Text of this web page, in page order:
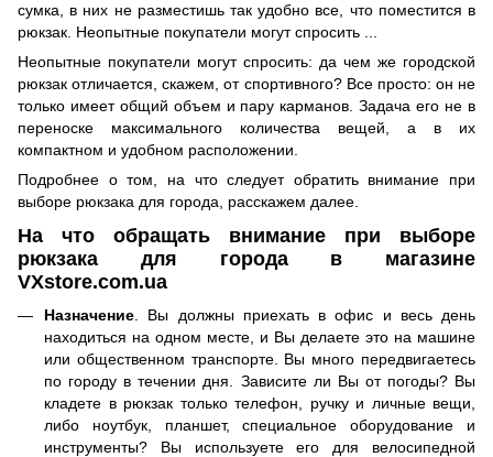
сумка, в них не разместишь так удобно все, что поместится в
рюкзак. Неопытные покупатели могут спросить ...
Неопытные покупатели могут спросить: да чем же городской
рюкзак отличается, скажем, от спортивного? Все просто: он не
только имеет общий объем и пару карманов. Задача его не в
переноске максимального количества вещей, а в их
компактном и удобном расположении.
Подробнее о том, на что следует обратить внимание при
выборе рюкзака для города, расскажем далее.
На что обращать внимание при выборе
рюкзака для города в магазине
VXstore.com.ua
Назначение . Вы должны приехать в офис и весь день
находиться на одном месте, и Вы делаете это на машине
или общественном транспорте. Вы много передвигаетесь
по городу в течении дня. Зависите ли Вы от погоды? Вы
кладете в рюкзак только телефон, ручку и личные вещи,
либо ноутбук, планшет, специальное оборудование и
инструменты? Вы используете его для велосипедной